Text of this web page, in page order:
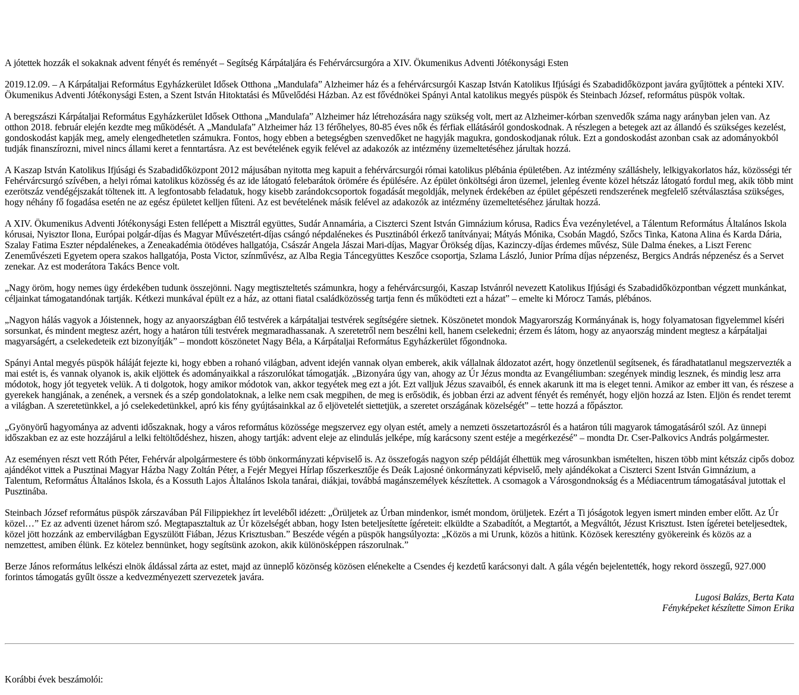
A jótettek hozzák el sokaknak advent fényét és reményét – Segítség Kárpátaljára és Fehérvárcsurgóra a XIV. Ökumenikus Adventi Jótékonysági Esten
2019.12.09. – A Kárpátaljai Református Egyházkerület Idősek Otthona „Mandulafa” Alzheimer ház és a fehérvárcsurgói Kaszap István Katolikus Ifjúsági és Szabadidőközpont javára gyűjtöttek a pénteki XIV.
Ökumenikus Adventi Jótékonysági Esten, a Szent István Hitoktatási és Művelődési Házban. Az est fővédnökei Spányi Antal katolikus megyés püspök és Steinbach József, református püspök voltak.
A beregszászi Kárpátaljai Református Egyházkerület Idősek Otthona „Mandulafa” Alzheimer ház létrehozására nagy szükség volt, mert az Alzheimer-kórban szenvedők száma nagy arányban jelen van. Az
otthon 2018. február elején kezdte meg működését. A „Mandulafa” Alzheimer ház 13 férőhelyes, 80-85 éves nők és férfiak ellátásáról gondoskodnak. A részlegen a betegek azt az állandó és szükséges kezelést,
gondoskodást kapják meg, amely elengedhetetlen számukra. Fontos, hogy ebben a betegségben szenvedőket ne hagyják magukra, gondoskodjanak róluk. Ezt a gondoskodást azonban csak az adományokból
tudják finanszírozni, mivel nincs állami keret a fenntartásra. Az est bevételének egyik felével az adakozók az intézmény üzemeltetéséhez járultak hozzá.
A Kaszap István Katolikus Ifjúsági és Szabadidőközpont 2012 májusában nyitotta meg kapuit a fehérvárcsurgói római katolikus plébánia épületében. Az intézmény szálláshely, lelkigyakorlatos ház, közösségi tér
Fehérvárcsurgó szívében, a helyi római katolikus közösség és az ide látogató felebarátok örömére és épülésére. Az épület önköltségi áron üzemel, jelenleg évente közel hétszáz látogató fordul meg, akik több mint
ezerötszáz vendégéjszakát töltenek itt. A legfontosabb feladatuk, hogy kisebb zarándokcsoportok fogadását megoldják, melynek érdekében az épület gépészeti rendszerének megfelelő szétválasztása szükséges,
hogy néhány fő fogadása esetén ne az egész épületet kelljen fűteni. Az est bevételének másik felével az adakozók az intézmény üzemeltetéséhez járultak hozzá.
A XIV. Ökumenikus Adventi Jótékonysági Esten fellépett a Misztrál együttes, Sudár Annamária, a Ciszterci Szent István Gimnázium kórusa, Radics Éva vezényletével, a Tálentum Református Általános Iskola
kórusai, Nyisztor Ilona, Európai polgár-díjas és Magyar Művészetért-díjas csángó népdalénekes és Pusztinából érkező tanítványai; Mátyás Mónika, Csobán Magdó, Szőcs Tinka, Katona Alina és Karda Dária,
Szalay Fatima Eszter népdalénekes, a Zeneakadémia ötödéves hallgatója, Császár Angela Jászai Mari-díjas, Magyar Örökség díjas, Kazinczy-díjas érdemes művész, Süle Dalma énekes, a Liszt Ferenc
Zeneművészeti Egyetem opera szakos hallgatója, Posta Victor, színművész, az Alba Regia Táncegyüttes Keszőce csoportja, Szlama László, Junior Príma díjas népzenész, Bergics András népzenész és a Servet
zenekar. Az est moderátora Takács Bence volt.
„Nagy öröm, hogy nemes ügy érdekében tudunk összejönni. Nagy megtiszteltetés számunkra, hogy a fehérvárcsurgói, Kaszap Istvánról nevezett Katolikus Ifjúsági és Szabadidőközpontban végzett munkánkat,
céljainkat támogatandónak tartják. Kétkezi munkával épült ez a ház, az ottani fiatal családközösség tartja fenn és működteti ezt a házat” – emelte ki Mórocz Tamás, plébános.
„Nagyon hálás vagyok a Jóistennek, hogy az anyaországban élő testvérek a kárpátaljai testvérek segítségére sietnek. Köszönetet mondok Magyarország Kormányának is, hogy folyamatosan figyelemmel kíséri
sorsunkat, és mindent megtesz azért, hogy a határon túli testvérek megmaradhassanak. A szeretetről nem beszélni kell, hanem cselekedni; érzem és látom, hogy az anyaország mindent megtesz a kárpátaljai
magyarságért, a cselekedeteik ezt bizonyítják” – mondott köszönetet Nagy Béla, a Kárpátaljai Református Egyházkerület főgondnoka.
Spányi Antal megyés püspök háláját fejezte ki, hogy ebben a rohanó világban, advent idején vannak olyan emberek, akik vállalnak áldozatot azért, hogy önzetlenül segítsenek, és fáradhatatlanul megszervezték a
mai estét is, és vannak olyanok is, akik eljöttek és adományaikkal a rászorulókat támogatják. „Bizonyára úgy van, ahogy az Úr Jézus mondta az Evangéliumban: szegények mindig lesznek, és mindig lesz arra
módotok, hogy jót tegyetek velük. A ti dolgotok, hogy amikor módotok van, akkor tegyétek meg ezt a jót. Ezt valljuk Jézus szavaiból, és ennek akarunk itt ma is eleget tenni. Amikor az ember itt van, és részese a
gyerekek hangjának, a zenének, a versnek és a szép gondolatoknak, a lelke nem csak megpihen, de meg is erősödik, és jobban érzi az advent fényét és reményét, hogy eljön hozzá az Isten. Eljön és rendet teremt
a világban. A szeretetünkkel, a jó cselekedetünkkel, apró kis fény gyújtásainkkal az ő eljövetelét siettetjük, a szeretet országának közelségét” – tette hozzá a főpásztor.
„Gyönyörű hagyománya az adventi időszaknak, hogy a város református közössége megszervez egy olyan estét, amely a nemzeti összetartozásról és a határon túli magyarok támogatásáról szól. Az ünnepi
időszakban ez az este hozzájárul a lelki feltöltődéshez, hiszen, ahogy tartják: advent eleje az elindulás jelképe, míg karácsony szent estéje a megérkezésé” – mondta Dr. Cser-Palkovics András polgármester.
Az eseményen részt vett Róth Péter, Fehérvár alpolgármestere és több önkormányzati képviselő is. Az összefogás nagyon szép példáját élhettük meg városunkban ismételten, hiszen több mint kétszáz cipős doboz
ajándékot vittek a Pusztinai Magyar Házba Nagy Zoltán Péter, a Fejér Megyei Hírlap főszerkesztője és Deák Lajosné önkormányzati képviselő, mely ajándékokat a Ciszterci Szent István Gimnázium, a
Talentum, Református Általános Iskola, és a Kossuth Lajos Általános Iskola tanárai, diákjai, továbbá magánszemélyek készítettek. A csomagok a Városgondnokság és a Médiacentrum támogatásával jutottak el
Pusztinába.
Steinbach József református püspök zárszavában Pál Filippiekhez írt leveléből idézett: „Örüljetek az Úrban mindenkor, ismét mondom, örüljetek. Ezért a Ti jóságotok legyen ismert minden ember előtt. Az Úr
közel…” Ez az adventi üzenet három szó. Megtapasztaltuk az Úr közelségét abban, hogy Isten beteljesítette ígéreteit: elküldte a Szabadítót, a Megtartót, a Megváltót, Jézust Krisztust. Isten ígéretei beteljesedtek,
közel jött hozzánk az embervilágban Egyszülött Fiában, Jézus Krisztusban.” Beszéde végén a püspök hangsúlyozta: „Közös a mi Urunk, közös a hitünk. Közösek keresztény gyökereink és közös az a
nemzettest, amiben élünk. Ez kötelez bennünket, hogy segítsünk azokon, akik különösképpen rászorulnak.”
Berze János református lelkészi elnök áldással zárta az estet, majd az ünneplő közönség közösen elénekelte a Csendes éj kezdetű karácsonyi dalt. A gála végén bejelentették, hogy rekord összegű, 927.000
forintos támogatás gyűlt össze a kedvezményezett szervezetek javára.
Lugosi Balázs, Berta Kata
Fényképeket készítette Simon Erika
Korábbi évek beszámolói: